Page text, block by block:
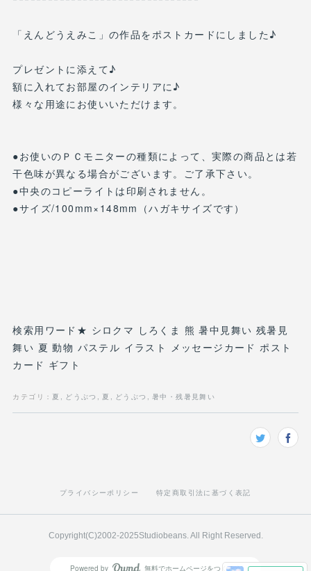
「えんどうえみこ」の作品をポストカードにしました♪
プレゼントに添えて♪
額に入れてお部屋のインテリアに♪
様々な用途にお使いいただけます。
●お使いのＰＣモニターの種類によって、実際の商品とは若
干色味が異なる場合がございます。ご了承下さい。
●中央のコピーライトは印刷されません。
●サイズ/100mm×148mm（ハガキサイズです）
検索用ワード★ シロクマ しろくま 熊 暑中見舞い 残暑見
舞い 夏 動物 パステル イラスト メッセージカード ポスト
カード ギフト
カテゴリ ：夏 どうぶつ 夏 どうぶつ 暑中・残暑見舞い
プライバシーポリシー 特定商取引法に基づく表記
Copyright(C)2002-2025Studiobeans. All Right Reserved.
Powered by 無料でホームページをつくろう